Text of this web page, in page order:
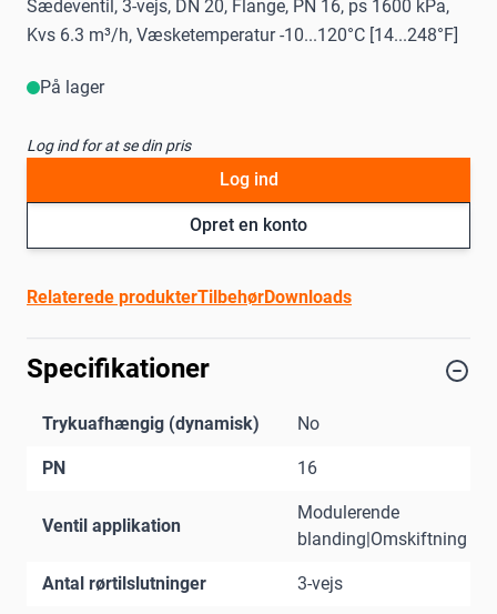
Sædeventil, 3-vejs, DN 20, Flange, PN 16, ps 1600 kPa,
Kvs 6.3 m³/h, Væsketemperatur -10...120°C [14...248°F]
På lager
Log ind for at se din pris
Opret en konto
Log ind
Relaterede produkterTilbehørDownloads
Specifikationer
Trykuafhængig (dynamisk) No
PN 16
Ventil applikation
Modulerende
blanding|Omskiftning
Antal rørtilslutninger 3-vejs